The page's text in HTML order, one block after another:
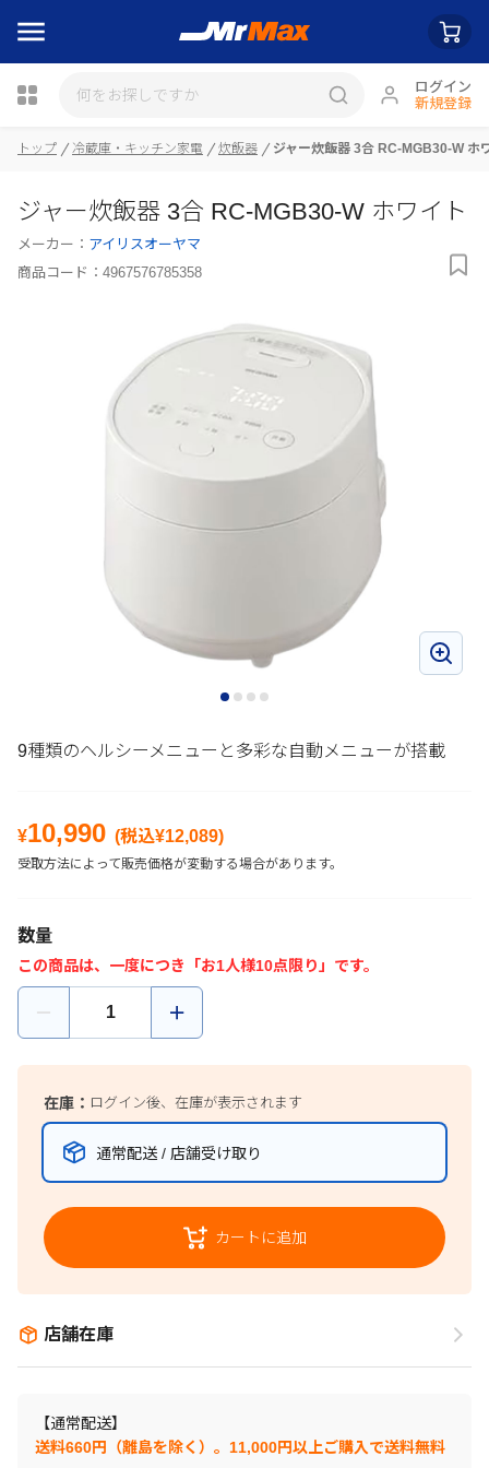
ログイン
新規登録
瓶詰
トップ 冷蔵庫・キッチン家電 炊飯器 ジャー炊飯器 3合 RC-MGB30-W ホ
ジャー炊飯器 3合 RC-MGB30-W ホワイト
メーカー： アイリスオーヤマ
商品コード： 4967576785358
9種類のヘルシーメニューと多彩な自動メニューが搭載
¥10,990 (税込¥12,089)
受取方法によって販売価格が変動する場合があります。
数量
この商品は、一度につき「お1人様10点限り」です。
在庫： ログイン後、在庫が表示されます
通常配送 / 店舗受け取り
カートに追加
店舗在庫
【通常配送】
送料660円（離島を除く）。11,000円以上ご購入で送料無料